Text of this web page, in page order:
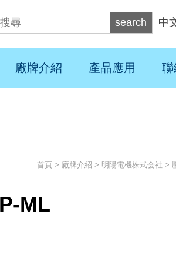
search 中
廠牌介紹 產品應用 聯
首頁 > 廠牌介紹 > 明陽電機株式会社 >
ML